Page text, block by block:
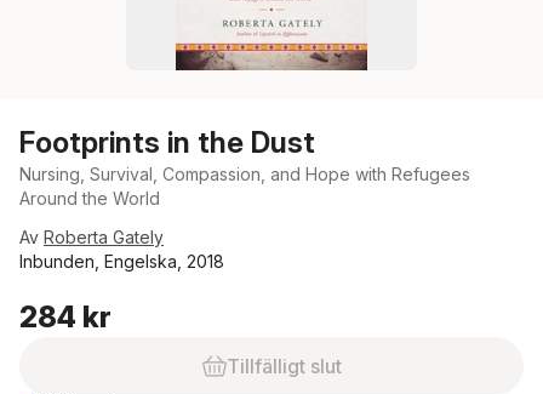
Footprints in the Dust
Nursing, Survival, Compassion, and Hope with Refugees
Around the World
Av Roberta Gately
Inbunden, Engelska, 2018
284 kr
Tillfälligt slut